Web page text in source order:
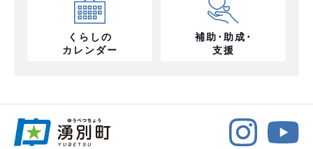
くらしの
カレンダー
補助･助成･
支援